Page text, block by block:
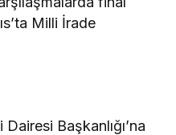
Milli İrade
Başkanlığı’na